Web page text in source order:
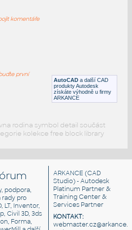
Tesla
AutoCAD a další CAD
produkty Autodesk
získáte výhodně u firmy
ARKANCE
komentáře
první
rodina symbol detail součást
kolekce free block library
podpora,
rady pro
LT, Inventor,
Civil 3D, 3ds
Forma,
ARKANCE (CAD
Studio) - Autodesk
Platinum Partner &
Training Center &
Services Partner
KONTAKT: